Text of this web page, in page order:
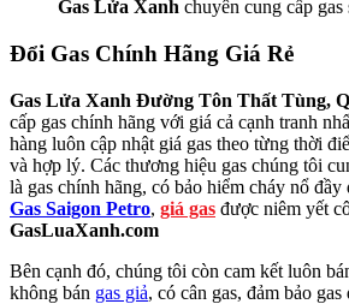
Gas Lửa Xanh chuyên cung cấp
Đổi Gas Chính Hãng Giá Rẻ
Gas Lửa Xanh Đường Tôn Thất Tùng,
cấp gas chính hãng với giá cả cạnh tranh
hàng luôn cập nhật giá gas theo từng thời
và hợp lý. Các thương hiệu gas chúng tôi
là gas chính hãng, có bảo hiểm cháy nổ đầy
Gas Saigon Petro, giá gas được niêm yết
GasLuaXanh.com
Bên cạnh đó, chúng tôi còn cam kết luôn
không bán gas giả, có cân gas, đảm bảo